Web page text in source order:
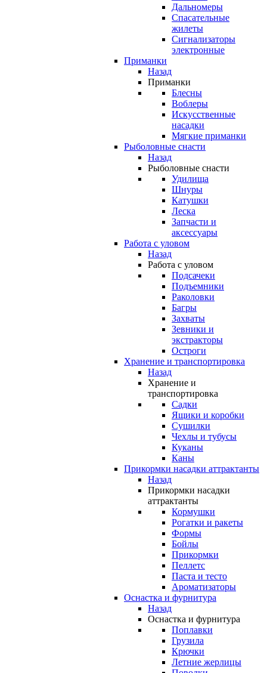
Дальномеры
Спасательные
жилеты
Сигнализаторы
электронные
Приманки
Назад
Приманки
Блесны
Воблеры
Искусственные
насадки
Мягкие приманки
Рыболовные снасти
Назад
Рыболовные снасти
Удилища
Шнуры
Катушки
Леска
Запчасти и
аксессуары
Работа с уловом
Назад
Работа с уловом
Подсачеки
Подъемники
Раколовки
Багры
Захваты
Зевники и
экстракторы
Остроги
Хранение и транспортировка
Назад
Хранение и
транспортировка
Садки
Ящики и коробки
Сушилки
Чехлы и тубусы
Куканы
Каны
Прикормки насадки аттрактанты
Назад
Прикормки насадки
аттрактанты
Кормушки
Рогатки и ракеты
Формы
Бойлы
Прикормки
Пеллетс
Паста и тесто
Ароматизаторы
Оснастка и фурнитура
Назад
Оснастка и фурнитура
Поплавки
Грузила
Крючки
Летние жерлицы